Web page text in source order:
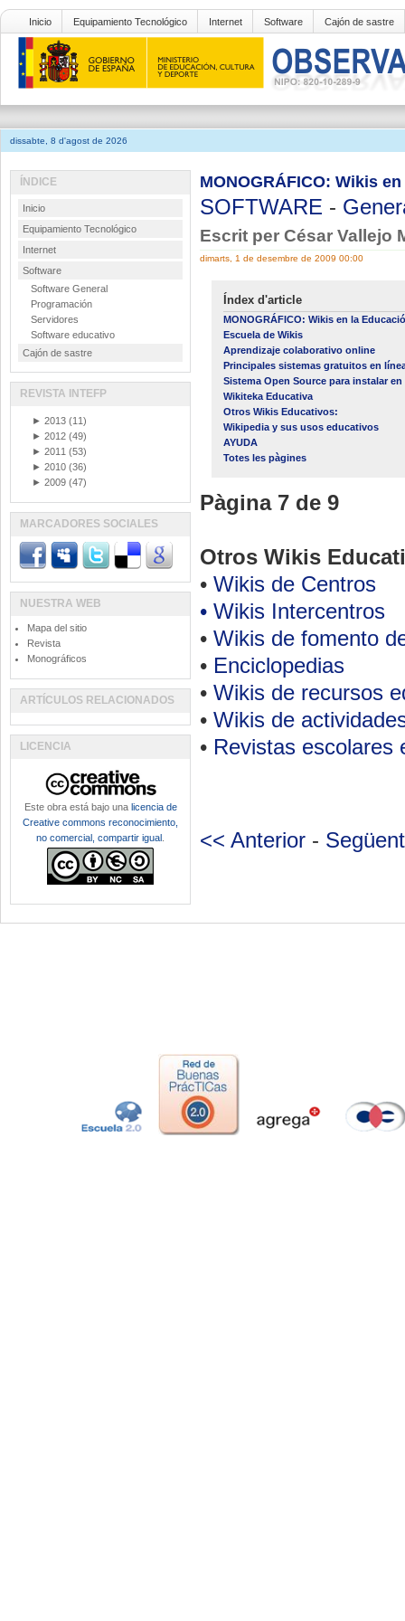
Inicio Equipamiento Tecnológico Internet Software Cajón de sastre
dissabte, 8 d'agost de 2026
MONOGRÁFICO: Wikis
SOFTWARE -
Escrit per César Vallejo
dimarts, 1 de desembre de 2009 00:00
Índex d'article
MONOGRÁFICO: Wikis en la
Escuela de Wikis
Aprendizaje colaborativo online
Principales sistemas gratuitos en
Sistema Open Source para instalar
Wikiteka Educativa
Otros Wikis Educativos:
Wikipedia y sus usos educativos
AYUDA
Totes les pàgines
Pàgina 7 de 9
Otros Wikis
• Wikis de Centros
• Wikis Intercentros
• Wikis de fomento
• Enciclopedias
• Wikis de recursos
• Wikis de
• Revistas escolares
<< Anterior -
ÍNDICE
Inicio
Equipamiento Tecnológico
Internet
Software
Software General
Programación
Servidores
Software educativo
Cajón de sastre
REVISTA INTEFP
► 2013 (11)
► 2012 (49)
► 2011 (53)
► 2010 (36)
► 2009 (47)
MARCADORES SOCIALES
NUESTRA WEB
Mapa del sitio
Revista
Monográficos
ARTÍCULOS RELACIONADOS
LICENCIA
Este obra está bajo una licencia de
Creative commons reconocimiento,
no comercial, compartir igual